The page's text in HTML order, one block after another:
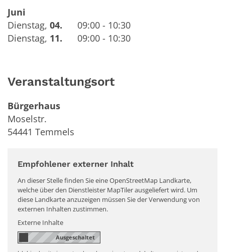
Juni
Dienstag, 04.
09:00 - 10:30
Dienstag, 11. 09:00 - 10:30
Veranstaltungsort
Bürgerhaus
Moselstr.
54441 Temmels
Empfohlener externer Inhalt
An dieser Stelle finden Sie eine OpenStreetMap Landkarte,
welche über den Dienstleister MapTiler ausgeliefert wird. Um
diese Landkarte anzuzeigen müssen Sie der Verwendung von
externen Inhalten zustimmen.
Externe Inhalte